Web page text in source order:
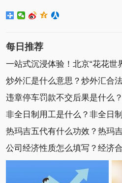
每日推荐
一站式沉浸体验！北京“花花世
违章停车罚款不交后果是什么